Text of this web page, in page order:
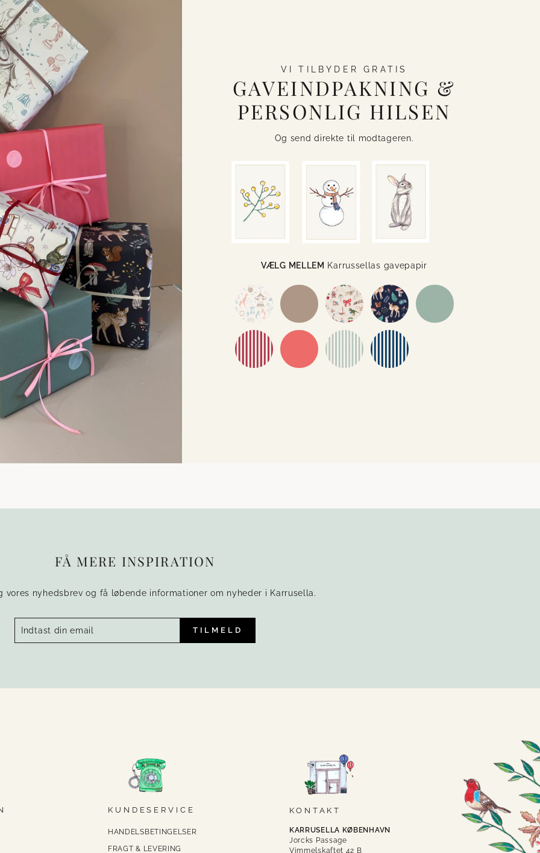
VI TILBYDER GRATIS
GAVEINDPAKNING &
PERSONLIG HILSEN
Og send direkte til modtageren.
VÆLG MELLEM Karrussellas gavepapir
FÅ MERE INSPIRATION
vores nyhedsbrev og få løbende informationer om nyheder i Karrusella.
TILMELD
KUNDESERVICE
HANDELSBETINGELSER
FRAGT & LEVERING
KONTAKT
KARRUSELLA KØBENHAVN
Jorcks Passage
Vimmelskaftet 42 B